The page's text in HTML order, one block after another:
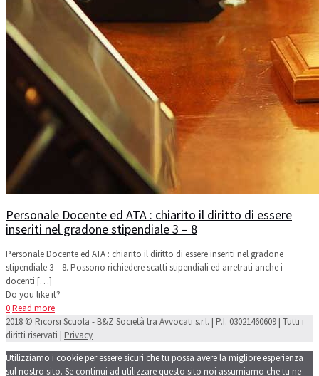
Personale Docente ed ATA : chiarito il diritto di essere
inseriti nel gradone stipendiale 3 – 8
Personale Docente ed ATA : chiarito il diritto di essere inseriti nel gradone
stipendiale 3 – 8. Possono richiedere scatti stipendiali ed arretrati anche i
docenti […]
Do you like it?
0Read more
2018 © Ricorsi Scuola - B&Z Società tra Avvocati s.r.l. | P.I. 03021460609 | Tutti i
diritti riservati | Privacy
Utilizziamo i cookie per essere sicuri che tu possa avere la migliore esperienza
sul nostro sito. Se continui ad utilizzare questo sito noi assumiamo che tu ne